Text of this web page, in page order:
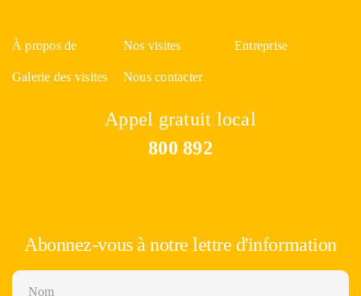
À propos de Nos visites Entreprise
Galerie des visites Nous contacter
Appel gratuit local
800 892
Abonnez-vous à notre lettre d'information